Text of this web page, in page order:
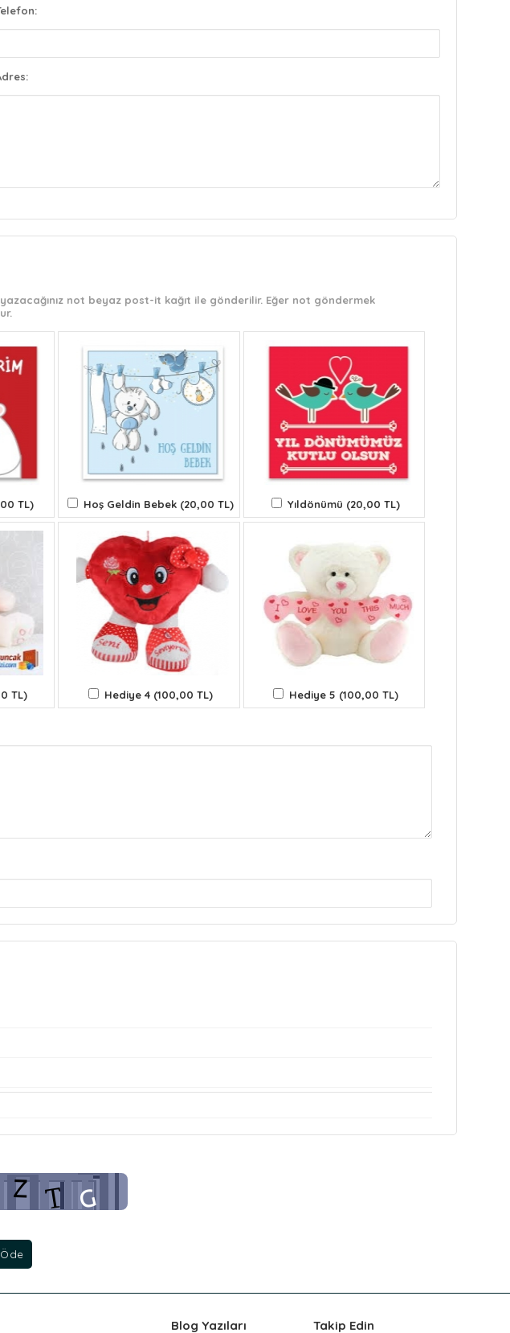
not beyaz post-it kağıt ile gönderilir. Eğer not göndermek
TL) Hoş Geldin Bebek (20,00 TL) Yıldönümü (20,00 TL)
TL) Hediye 4 (100,00 TL) Hediye 5 (100,00 TL)
Blog Yazıları Takip Edin